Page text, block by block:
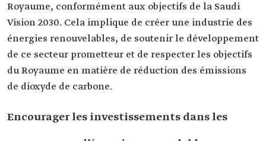
Royaume, conformément aux objectifs de la Saudi
Vision 2030. Cela implique de créer une industrie des
énergies renouvelables, de soutenir le développement
de ce secteur prometteur et de respecter les objectifs
du Royaume en matière de réduction des émissions
de dioxyde de carbone.
Encourager les investissements dans les